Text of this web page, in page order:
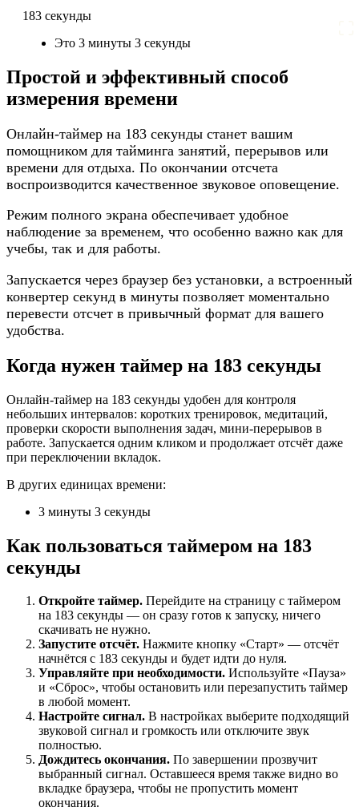
183 секунды
Это 3 минуты 3 секунды
Простой и эффективный способ
измерения времени
Онлайн-таймер на 183 секунды станет вашим
помощником для тайминга занятий, перерывов или
времени для отдыха. По окончании отсчета
воспроизводится качественное звуковое оповещение.
Режим полного экрана обеспечивает удобное
наблюдение за временем, что особенно важно как для
учебы, так и для работы.
Запускается через браузер без установки, а встроенный
конвертер секунд в минуты позволяет моментально
перевести отсчет в привычный формат для вашего
удобства.
Когда нужен таймер на 183 секунды
Онлайн-таймер на 183 секунды удобен для контроля
небольших интервалов: коротких тренировок, медитаций,
проверки скорости выполнения задач, мини-перерывов в
работе. Запускается одним кликом и продолжает отсчёт даже
при переключении вкладок.
В других единицах времени:
3 минуты 3 секунды
Как пользоваться таймером на 183
секунды
Откройте таймер. Перейдите на страницу с таймером
на 183 секунды — он сразу готов к запуску, ничего
скачивать не нужно.
Запустите отсчёт. Нажмите кнопку «Старт» — отсчёт
начнётся с 183 секунды и будет идти до нуля.
Управляйте при необходимости. Используйте «Пауза»
и «Сброс», чтобы остановить или перезапустить таймер
в любой момент.
Настройте сигнал. В настройках выберите подходящий
звуковой сигнал и громкость или отключите звук
полностью.
Дождитесь окончания. По завершении прозвучит
выбранный сигнал. Оставшееся время также видно во
вкладке браузера, чтобы не пропустить момент
окончания.